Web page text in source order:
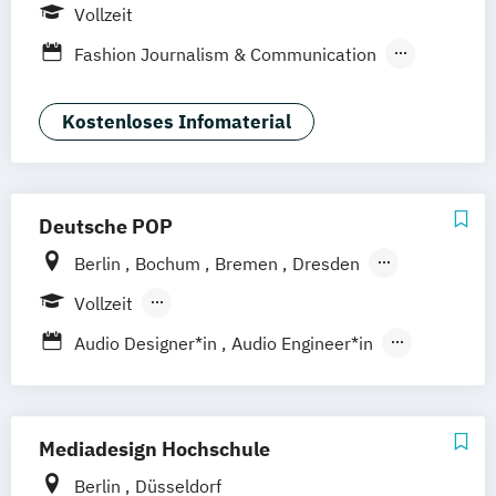
Wiesbaden
Vollzeit
Fashion Journalism & Communication
Industrie & Produkt Design
Interior Design
Kostenloses Infomaterial
Deutsche POP
Berlin Bochum Bremen
Dresden
Frankfurt am Main
Stuttgart
Vollzeit
Berufsbegleitendes Präsenzstudium
Audio Designer*in
Audio Engineer*in
Film and Media Production
Foto- & Mediendesigner*in
Mediadesign Hochschule
Berlin
Düsseldorf